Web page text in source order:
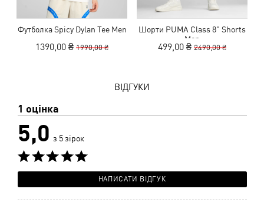
Футболка Spicy Dylan Tee Men
1390,00 ₴ 1990,00 ₴
Шорти PUMA Class 8" Shorts
Men
499,00 ₴ 2490,00 ₴
ВІДГУКИ
1 оцінка
5,0 з 5 зірок
НАПИСАТИ ВІДГУК